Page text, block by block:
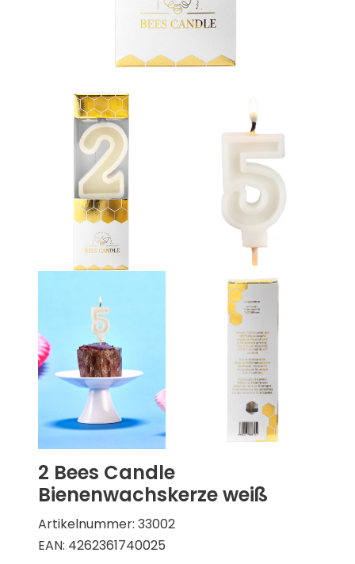
2 Bees Candle
Bienenwachskerze weiß
Artikelnummer: 33002
EAN: 4262361740025